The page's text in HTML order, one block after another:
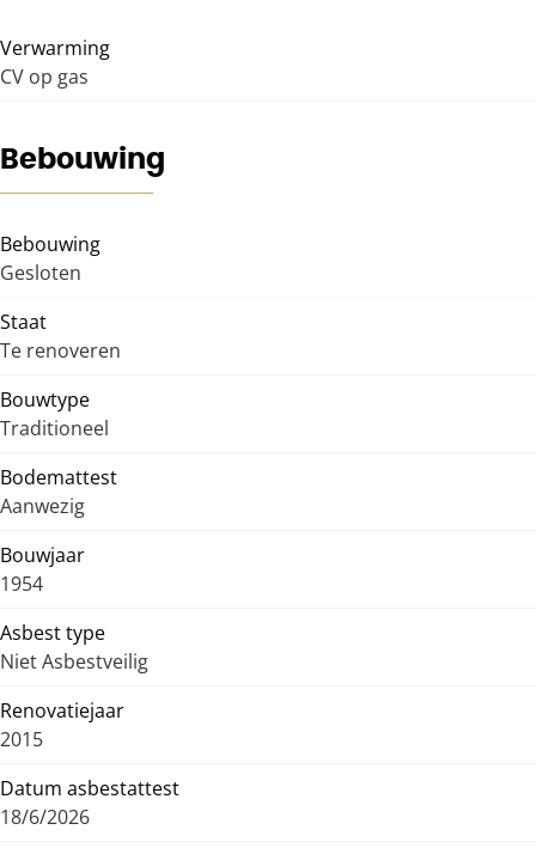
Verwarming
CV op gas
Bebouwing
Bebouwing
Gesloten
Staat
Te renoveren
Bouwtype
Traditioneel
Bodemattest
Aanwezig
Bouwjaar
1954
Asbest type
Niet Asbestveilig
Renovatiejaar
2015
Datum asbestattest
18/6/2026